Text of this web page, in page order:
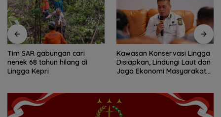
Tim SAR gabungan cari
nenek 68 tahun hilang di
Lingga Kepri
Kawasan Konservasi Lingga
Disiapkan, Lindungi Laut dan
Jaga Ekonomi Masyarakat